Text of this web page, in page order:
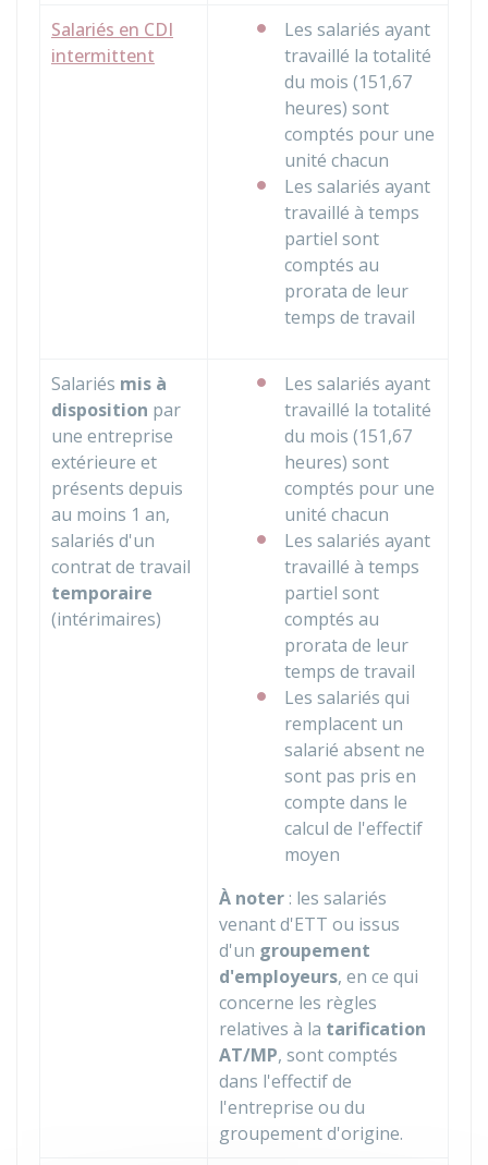
Salariés en CDI
intermittent
Les salariés ayant
travaillé la totalité
du mois (151,67
heures) sont
comptés pour une
unité chacun
Les salariés ayant
travaillé à temps
partiel sont
comptés au
prorata de leur
temps de travail
Salariés mis à
disposition par
une entreprise
extérieure et
présents depuis
au moins 1 an,
salariés d'un
contrat de travail
temporaire
(intérimaires)
Les salariés ayant
travaillé la totalité
du mois (151,67
heures) sont
comptés pour une
unité chacun
Les salariés ayant
travaillé à temps
partiel sont
comptés au
prorata de leur
temps de travail
Les salariés qui
remplacent un
salarié absent ne
sont pas pris en
compte dans le
calcul de l'effectif
moyen
À noter : les salariés
venant d'ETT ou issus
d'un groupement
d'employeurs, en ce qui
concerne les règles
relatives à la tarification
AT/MP, sont comptés
dans l'effectif de
l'entreprise ou du
groupement d'origine.